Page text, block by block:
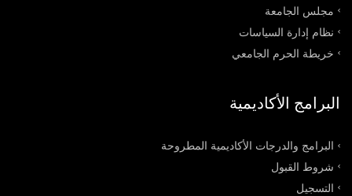
مجلس الجامعة
نظام إدارة السياسات
خريطة الحرم الجامعي
البرامج الأكاديمية
البرامج والدرجات الأكاديمية المطروحة
شروط القبول
التسجيل